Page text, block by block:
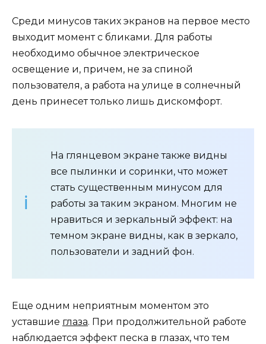
Среди минусов таких экранов на первое место
выходит момент с бликами. Для работы
необходимо обычное электрическое
освещение и, причем, не за спиной
пользователя, а работа на улице в солнечный
день принесет только лишь дискомфорт.
На глянцевом экране также видны
все пылинки и соринки, что может
стать существенным минусом для
работы за таким экраном. Многим не
нравиться и зеркальный эффект: на
темном экране видны, как в зеркало,
пользователи и задний фон.
Еще одним неприятным моментом это
уставшие глаза. При продолжительной работе
наблюдается эффект песка в глазах, что тем